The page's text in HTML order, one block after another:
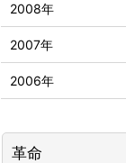
革命
2008年
2007年
2006年